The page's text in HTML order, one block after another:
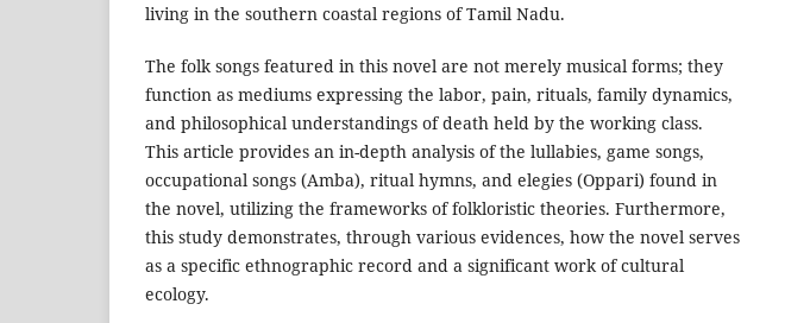
living in the southern coastal regions of Tamil Nadu.
The folk songs featured in this novel are not merely musical forms; they
function as mediums expressing the labor, pain, rituals, family dynamics,
and philosophical understandings of death held by the working class.
This article provides an in-depth analysis of the lullabies, game songs,
occupational songs (Amba), ritual hymns, and elegies (Oppari) found in
the novel, utilizing the frameworks of folkloristic theories. Furthermore,
this study demonstrates, through various evidences, how the novel serves
as a specific ethnographic record and a significant work of cultural
ecology.